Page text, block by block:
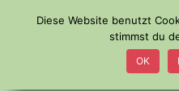
Diese Website benutzt
stimmst du
OK